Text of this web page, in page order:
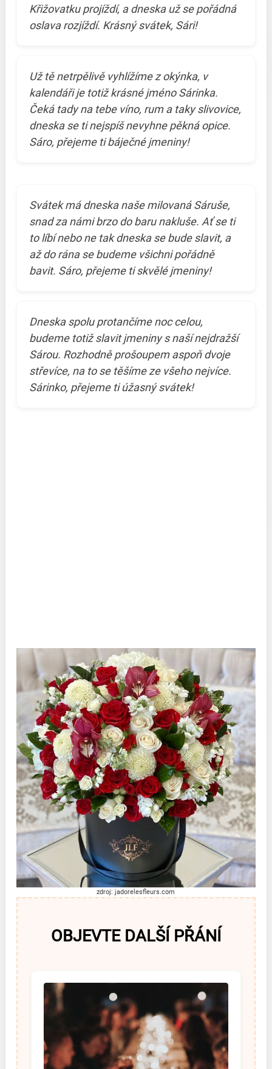
Křižovatku projíždí, a dneska už se pořádná
oslava rozjíždí. Krásný svátek, Sári!
Už tě netrpělivě vyhlížíme z okýnka, v
kalendáři je totiž krásné jméno Sárinka.
Čeká tady na tebe víno, rum a taky slivovice,
dneska se ti nejspíš nevyhne pěkná opice.
Sáro, přejeme ti báječné jmeniny!
Svátek má dneska naše milovaná Sáruše,
snad za námi brzo do baru nakluše. Ať se ti
to líbí nebo ne tak dneska se bude slavit, a
až do rána se budeme všichni pořádně
bavit. Sáro, přejeme ti skvělé jmeniny!
Dneska spolu protančíme noc celou,
budeme totiž slavit jmeniny s naší nejdražší
Sárou. Rozhodně prošoupem aspoň dvoje
střevíce, na to se těšíme ze všeho nejvíce.
Sárinko, přejeme ti úžasný svátek!
zdroj: jadorelesfleurs.com
OBJEVTE DALŠÍ PŘÁNÍ